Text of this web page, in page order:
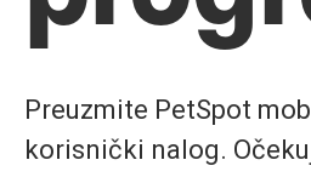
Preuzmite PetSpot
korisnički nalog.